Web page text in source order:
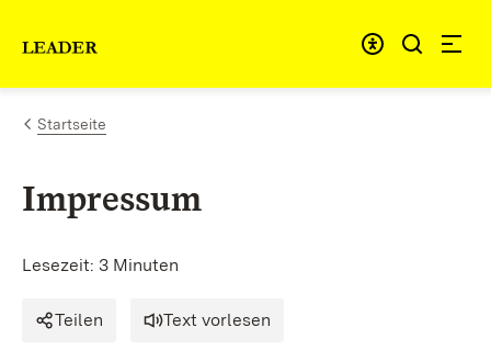
Link zur Startseite
Startseite
Impressum
Lesezeit: 3 Minuten
Teilen Text vorlesen